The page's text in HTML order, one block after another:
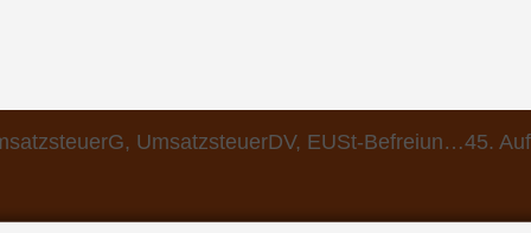
UmsatzsteuerDV, EUSt-Befreiun…45.